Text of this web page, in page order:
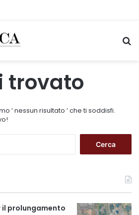
trovato
’ nessun risultato ’ che ti soddisfi.
c
a
p
prolungamento